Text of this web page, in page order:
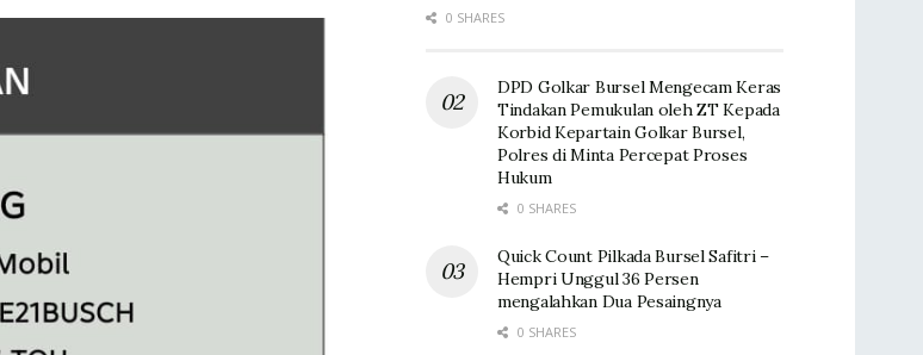
0 SHARES
DPD Golkar Bursel Mengecam Keras
Tindakan Pemukulan oleh ZT Kepada
Korbid Kepartain Golkar Bursel,
Polres di Minta Percepat Proses
Hukum
0 SHARES
Quick Count Pilkada Bursel Safitri –
Hempri Unggul 36 Persen
mengalahkan Dua Pesaingnya
0 SHARES